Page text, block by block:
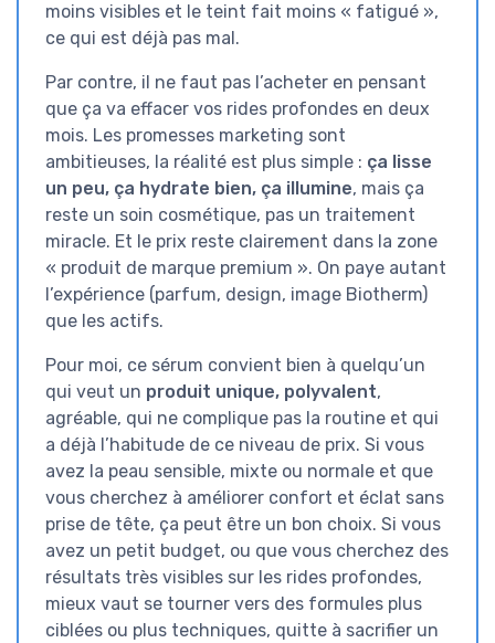
moins visibles et le teint fait moins « fatigué »,
ce qui est déjà pas mal.
Par contre, il ne faut pas l’acheter en pensant
que ça va effacer vos rides profondes en deux
mois. Les promesses marketing sont
ambitieuses, la réalité est plus simple : ça lisse
un peu, ça hydrate bien, ça illumine, mais ça
reste un soin cosmétique, pas un traitement
miracle. Et le prix reste clairement dans la zone
« produit de marque premium ». On paye autant
l’expérience (parfum, design, image Biotherm)
que les actifs.
Pour moi, ce sérum convient bien à quelqu’un
qui veut un produit unique, polyvalent,
agréable, qui ne complique pas la routine et qui
a déjà l’habitude de ce niveau de prix. Si vous
avez la peau sensible, mixte ou normale et que
vous cherchez à améliorer confort et éclat sans
prise de tête, ça peut être un bon choix. Si vous
avez un petit budget, ou que vous cherchez des
résultats très visibles sur les rides profondes,
mieux vaut se tourner vers des formules plus
ciblées ou plus techniques, quitte à sacrifier un